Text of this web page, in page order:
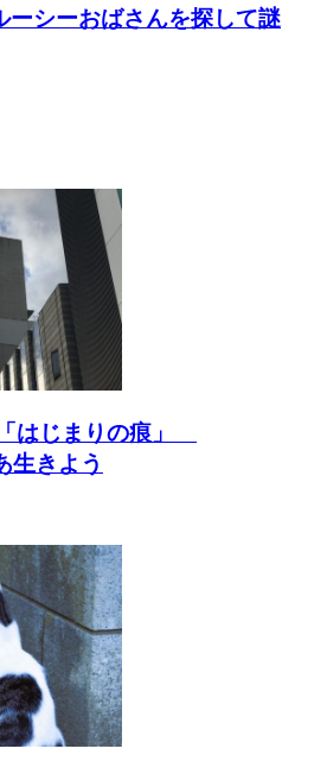
ーシーおばさんを探して謎
はじまりの痕」
生きよう